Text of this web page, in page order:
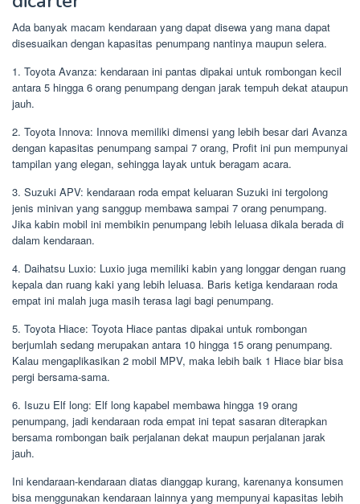
Ada banyak macam kendaraan yang dapat disewa yang mana dapat
disesuaikan dengan kapasitas penumpang nantinya maupun selera.
1. Toyota Avanza: kendaraan ini pantas dipakai untuk rombongan kecil
antara 5 hingga 6 orang penumpang dengan jarak tempuh dekat ataupun
jauh.
2. Toyota Innova: Innova memiliki dimensi yang lebih besar dari Avanza
dengan kapasitas penumpang sampai 7 orang, Profit ini pun mempunyai
tampilan yang elegan, sehingga layak untuk beragam acara.
3. Suzuki APV: kendaraan roda empat keluaran Suzuki ini tergolong
jenis minivan yang sanggup membawa sampai 7 orang penumpang.
Jika kabin mobil ini membikin penumpang lebih leluasa dikala berada di
dalam kendaraan.
4. Daihatsu Luxio: Luxio juga memiliki kabin yang longgar dengan ruang
kepala dan ruang kaki yang lebih leluasa. Baris ketiga kendaraan roda
empat ini malah juga masih terasa lagi bagi penumpang.
5. Toyota Hiace: Toyota Hiace pantas dipakai untuk rombongan
berjumlah sedang merupakan antara 10 hingga 15 orang penumpang.
Kalau mengaplikasikan 2 mobil MPV, maka lebih baik 1 Hiace biar bisa
pergi bersama-sama.
6. Isuzu Elf long: Elf long kapabel membawa hingga 19 orang
penumpang, jadi kendaraan roda empat ini tepat sasaran diterapkan
bersama rombongan baik perjalanan dekat maupun perjalanan jarak
jauh.
Ini kendaraan-kendaraan diatas dianggap kurang, karenanya konsumen
bisa menggunakan kendaraan lainnya yang mempunyai kapasitas lebih